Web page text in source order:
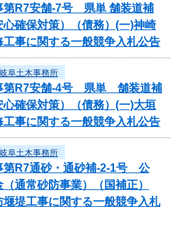
第R7安舗-7号 県単 舗装道補
確保対策）（債務）(一)神崎
事に関する一般競争入札公告
岐阜土木事務所
第R7安舗-4号 県単 舗装道補
確保対策）（債務）(一)大垣
事に関する一般競争入札公告
岐阜土木事務所
第R7通砂・通砂補-2-1号 公
通常砂防事業）（国補正）
堤工事に関する一般競争入札